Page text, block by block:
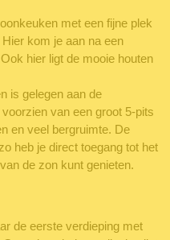
met een fijne plek
kom je aan na een
hier ligt de mooie houten
is gelegen aan de
van een groot 5-pits
en veel bergruimte. De
heb je direct toegang tot het
de zon kunt genieten.
de eerste verdieping met